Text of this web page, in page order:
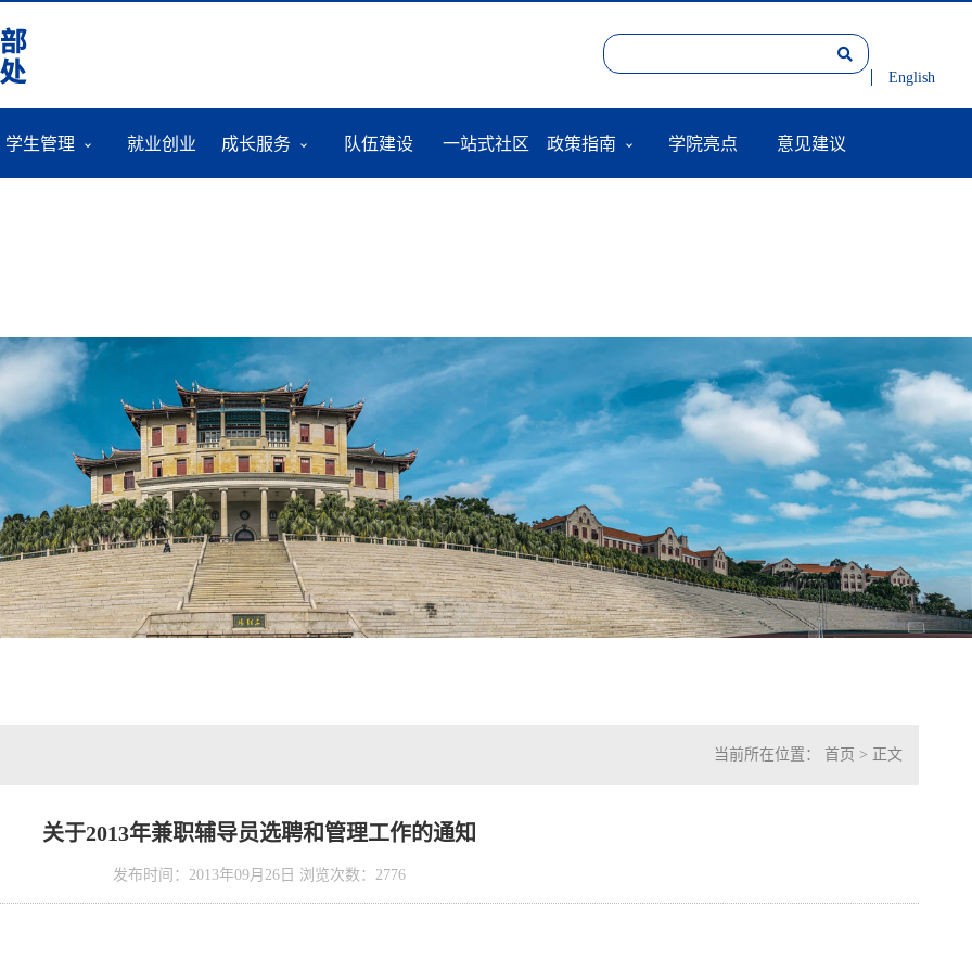
English
学生管理 就业创业 成长服务 队伍建设 一站式社区 政策指南 学院亮点 意见建议
当前所在位置：首页 > 正文
关于2013年兼职辅导员选聘和管理工作的通知
发布时间：2013年09月26日 浏览次数： 2776